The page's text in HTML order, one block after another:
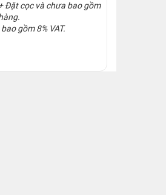
Đặt cọc và chưa bao gồm
gồm 8% VAT.